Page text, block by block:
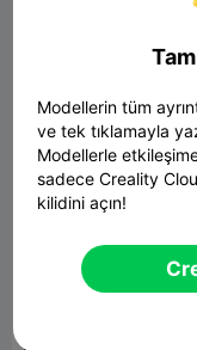
Modellerin tüm
ve tek tıklamayla
Modellerle
sadece Creality
kilidini açın!